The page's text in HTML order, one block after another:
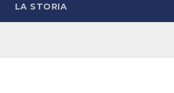
LA STORIA